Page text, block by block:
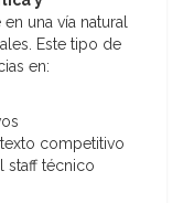
una vía natural
Este tipo de
en:
competitivo
staff técnico